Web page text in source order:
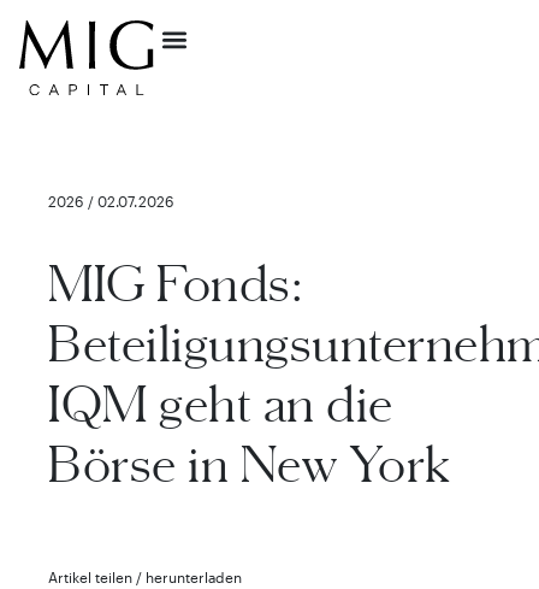
2026 / 02.07.2026
MIG Fonds:
IQM geht an die
Börse in New York
Artikel teilen / herunterladen